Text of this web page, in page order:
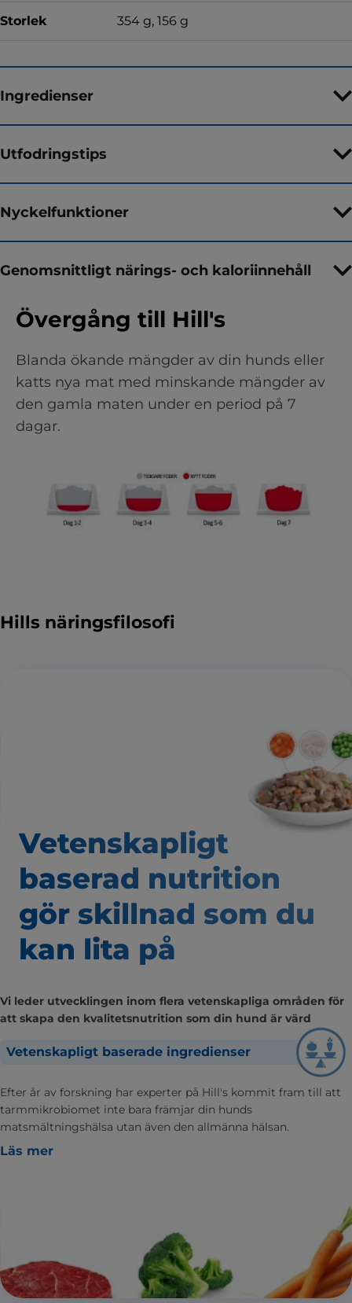
Storlek 354 g, 156 g
Ingredienser
Utfodringstips
Nyckelfunktioner
Genomsnittligt närings- och kaloriinnehåll
Övergång till Hill's
Blanda ökande mängder av din hunds eller
katts nya mat med minskande mängder av
den gamla maten under en period på 7
dagar.
Hills näringsfilosofi
Vetenskapligt
baserad nutrition
gör skillnad som du
kan lita på
Vi leder utvecklingen inom flera vetenskapliga områden för
att skapa den kvalitetsnutrition som din hund är värd
Vetenskapligt baserade ingredienser
Efter år av forskning har experter på Hill's kommit fram till att
tarmmikrobiomet inte bara främjar din hunds
matsmältningshälsa utan även den allmänna hälsan.
Läs mer